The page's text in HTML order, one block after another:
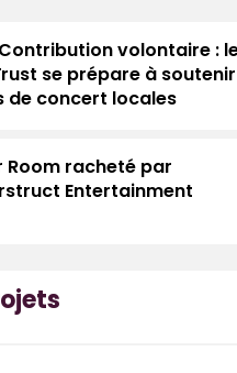
Contribution volontaire :
se prépare à
de concert locales
Room racheté par
Entertainment